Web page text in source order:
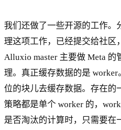
我们还做了一些开源的工作。
理这项工作，已经提交给社区
Alluxio master 主要做 Meta
理。真正缓存数据的是
位的块儿去缓存数据。存在的
策略都是单个 worker 的，
是否淘汰的计算时，只需要在